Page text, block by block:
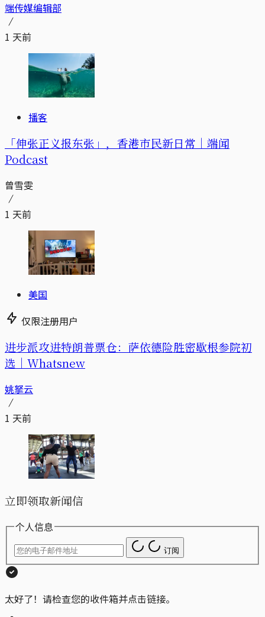
端传媒编辑部
1 天前
播客
「伸张正义报东张」，香港市民新日常｜端闻
Podcast
曾雪雯
1 天前
美国
仅限注册用户
进步派攻进特朗普票仓：萨依德险胜密歇根参院初
选｜Whatsnew
姚拏云
1 天前
立即领取新闻信
个人信息
订阅
太好了！请检查您的收件箱并点击链接。